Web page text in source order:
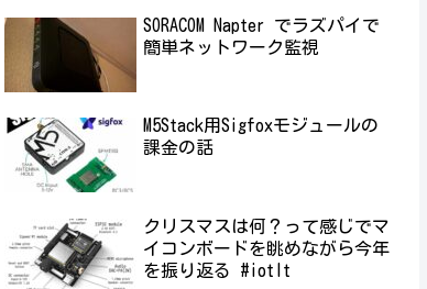
SORACOM Napter でラズパイで
簡単ネットワーク監視
M5Stack用Sigfoxモジュールの
課金の話
クリスマスは何？って感じでマ
イコンボードを眺めながら今年
を振り返る #iotlt